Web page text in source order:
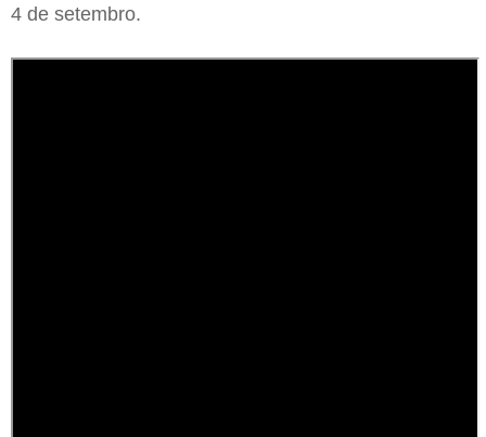
4 de setembro.